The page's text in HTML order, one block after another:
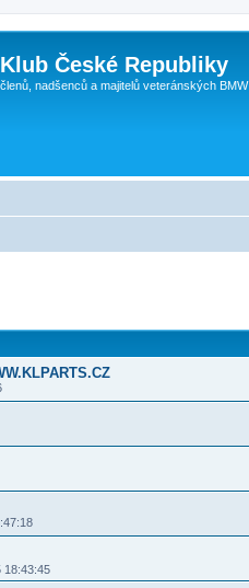
České Republiky
nadšenců a majitelů veteránských BMW
18:43:45